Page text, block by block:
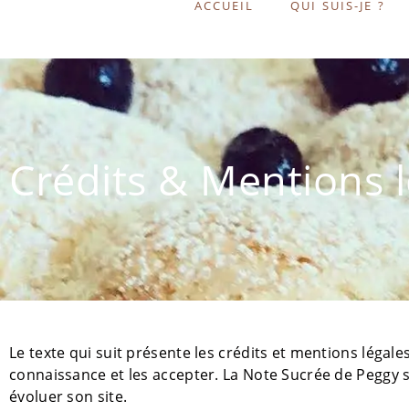
ACCUEIL QUI SUIS-JE ?
Crédits & Mentions
Le texte qui suit présente les crédits et mentions
connaissance et les accepter. La Note Sucrée de
évoluer son site.